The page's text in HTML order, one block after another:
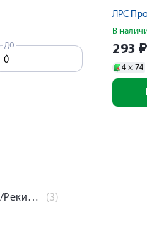
до
ЛРС Продактс Лтд/Рекитт Бенкизер Хэлскэр ООО (3)
ЛРС
В
293 ₽
4 × 74